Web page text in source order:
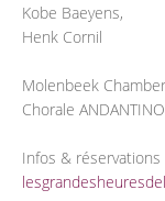
Kobe Baeyens,
Henk Cornil
Molenbeek
Chorale
Infos & réservations